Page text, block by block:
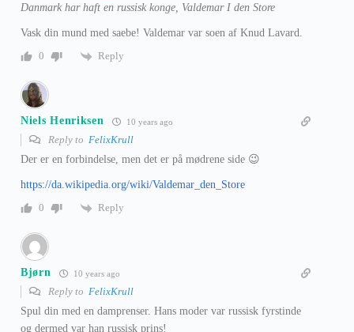
Danmark har haft en russisk konge, Valdemar I den Store
Vask din mund med saebe! Valdemar var soen af Knud Lavard.
0
Reply
Niels Henriksen 10 years ago
Reply to FelixKrull
Der er en forbindelse, men det er på mødrene side 😉
https://da.wikipedia.org/wiki/Valdemar_den_Store
0
Reply
Bjørn 10 years ago
Reply to FelixKrull
Spul din med en damprenser. Hans moder var russisk fyrstinde
og dermed var han russisk prins!